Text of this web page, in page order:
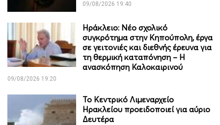
09/08/2026 19:40
Ηράκλειο: Νέο σχολικό
συγκρότημα στην Κηπούπολη, έργα
σε γειτονιές και διεθνής έρευνα για
τη θερμική καταπόνηση – Η
ανασκόπηση Καλοκαιρινού
09/08/2026 19:20
Το Κεντρικό Λιμεναρχείο
Ηρακλείου προειδοποιεί για αύριο
Δευτέρα